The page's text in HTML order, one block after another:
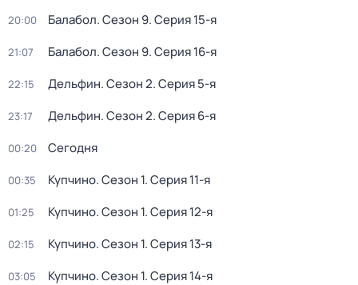
20:00 Балабол. Сезон 9. Серия 15-я
21:07 Балабол. Сезон 9. Серия 16-я
22:15 Дельфин. Сезон 2. Серия 5-я
23:17 Дельфин. Сезон 2. Серия 6-я
00:20 Сегодня
00:35 Купчино. Сезон 1. Серия 11-я
01:25 Купчино. Сезон 1. Серия 12-я
02:15 Купчино. Сезон 1. Серия 13-я
03:05 Купчино. Сезон 1. Серия 14-я